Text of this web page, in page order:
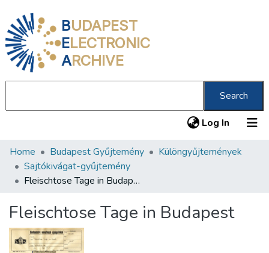
BUDAPEST
ELECTRONIC
ARCHIVE
Search
Log In (current)
Communities & Collections
All of DSpace
About us
Home Budapest Gyűjtemény
Különgyűjtemények
Sajtókivágat-gyűjtemény
Fleischtose Tage in Budapest
Fleischtose Tage in Budapest